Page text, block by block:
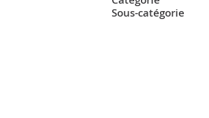
Office du tourisme
Sous-catégorie